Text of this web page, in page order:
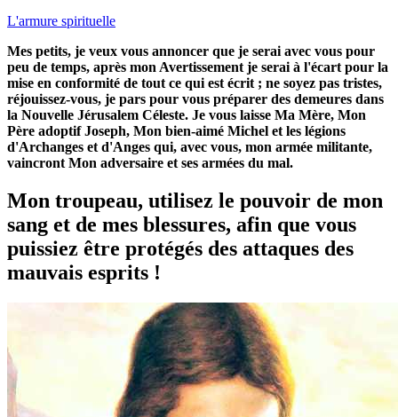
L'armure spirituelle
Mes petits, je veux vous annoncer que je serai avec vous pour
peu de temps, après mon Avertissement je serai à l'écart pour la
mise en conformité de tout ce qui est écrit ; ne soyez pas tristes,
réjouissez-vous, je pars pour vous préparer des demeures dans
la Nouvelle Jérusalem Céleste. Je vous laisse Ma Mère, Mon
Père adoptif Joseph, Mon bien-aimé Michel et les légions
d'Archanges et d'Anges qui, avec vous, mon armée militante,
vaincront Mon adversaire et ses armées du mal.
Mon troupeau, utilisez le pouvoir de mon
sang et de mes blessures, afin que vous
puissiez être protégés des attaques des
mauvais esprits !